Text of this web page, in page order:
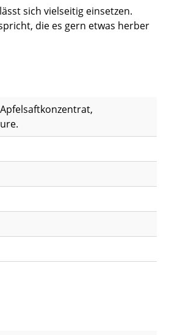
sich vielseitig einsetzen.
die es gern etwas herber